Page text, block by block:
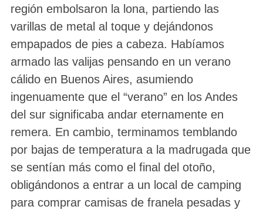
región embolsaron la lona, partiendo las
varillas de metal al toque y dejándonos
empapados de pies a cabeza. Habíamos
armado las valijas pensando en un verano
cálido en Buenos Aires, asumiendo
ingenuamente que el “verano” en los Andes
del sur significaba andar eternamente en
remera. En cambio, terminamos temblando
por bajas de temperatura a la madrugada que
se sentían más como el final del otoño,
obligándonos a entrar a un local de camping
para comprar camisas de franela pesadas y